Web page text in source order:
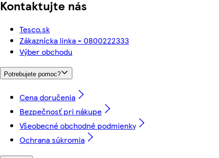
Kontaktujte nás
Tesco.sk
Zákaznícka linka - 0800222333
Výber obchodu
Potrebujete pomoc?
Cena doručenia
Bezpečnosť pri nákupe
Všeobecné obchodné podmienky
Ochrana súkromia